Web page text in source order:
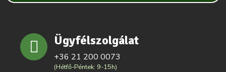
Ügyfélszolgálat
+36 21 200 0073
(Hétfő-Péntek: 9-15h)